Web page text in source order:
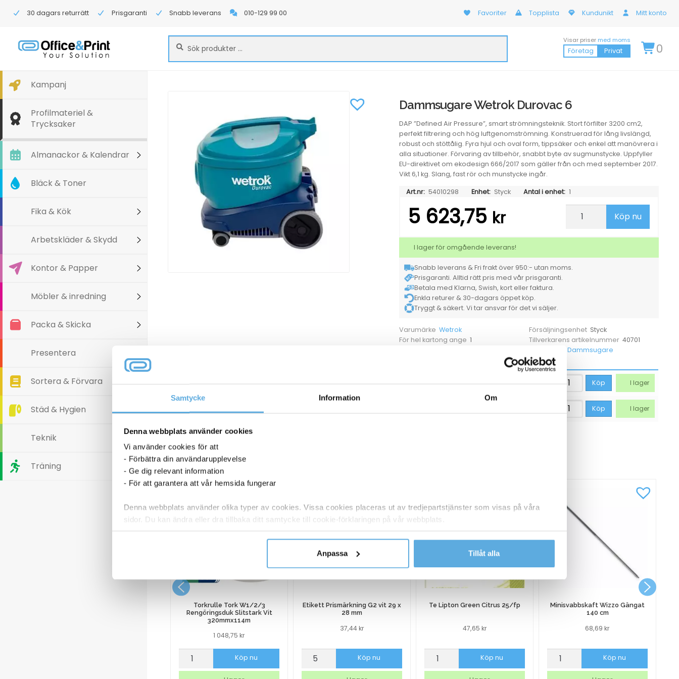
Samtycke Information Om
Denna webbplats använder cookies
Vi använder cookies för att
- Förbättra din användarupplevelse
- Ge dig relevant information
- För att garantera att vår hemsida fungerar
Denna webbplats använder olika typer av cookies. Vissa cookies placeras ut av tredjepartstjänster som visas på våra
sidor. Du kan ändra eller dra tillbaka ditt samtycke till cookie-förklaringen på vår webbplats.
Anpassa
Tillåt alla
30 dagars returrätt Prisgaranti Snabb leverans 010-129 99 00 Favoriter Topplista Kundunikt Mitt konto
Sök
efter:
Sök Visar priser med moms
Företag Privat 0
Kampanj
Profilmateriel &
Trycksaker
Almanackor & Kalendrar
Bläck & Toner
Fika & Kök
Arbetskläder & Skydd
Kontor & Papper
Möbler & inredning
Packa & Skicka
Presentera
Sortera & Förvara
Städ & Hygien
Teknik
Träning
Dammsugare Wetrok Durovac 6
DAP ”Defined Air Pressure”, smart strömningsteknik. Stort förfilter 3200 cm2,
perfekt filtrering och hög luftgenomströmning. Konstruerad för lång livslängd,
robust och stöttålig. Fyra hjul och oval form, tippsäker och enkel att manövrera i
alla situationer. Förvaring av tillbehör, snabbt byte av sugmunstycke. Uppfyller
EU-direktivet om ekodesign 666/2017 som gäller från och med september 2017.
Vikt 6,1 kg. Slang, fast rör och munstycke ingår.
Art.nr: 54010298 Enhet: Styck Antal i enhet: 1
5 623,75 kr
Dammsugare
Wetrok
6
Köp nu
I lager för omgående leverans!
Snabb leverans & Fri frakt över 950:- utan moms.
Prisgaranti. Alltid rätt pris med vår prisgaranti.
Betala med Klarna, Swish, kort eller faktura.
Enkla returer & 30-dagars öppet köp.
Tryggt & säkert. Vi tar ansvar för det vi säljer.
Varumärke Wetrok Försäljningsenhet Styck
För hel kartong ange 1 Tillverkarens artikelnummer 40701
Dammsugare
54010142 Dammsugarpåsar Wetrok Monovac Comfort 6 10/fp 311,25kr Köp I lager
Köp I lager
Ballongvisp 110 mm handtag
Torkrulle Tork W1/2/3
Rengöringsduk Slitstark Vit
320mmx114m
1 048,75kr
Torkrulle
Köp nu
Etikett Prismärkning G2 vit 29 x
28 mm
37,44kr
Etikett
Prismärkning
Köp nu
Te Lipton Green Citrus 25/fp
47,65 kr
Köp nu
Minisvabbskaft Wizzo Gängat
140 cm
68,69kr
MinisvabbskaftKöp nu